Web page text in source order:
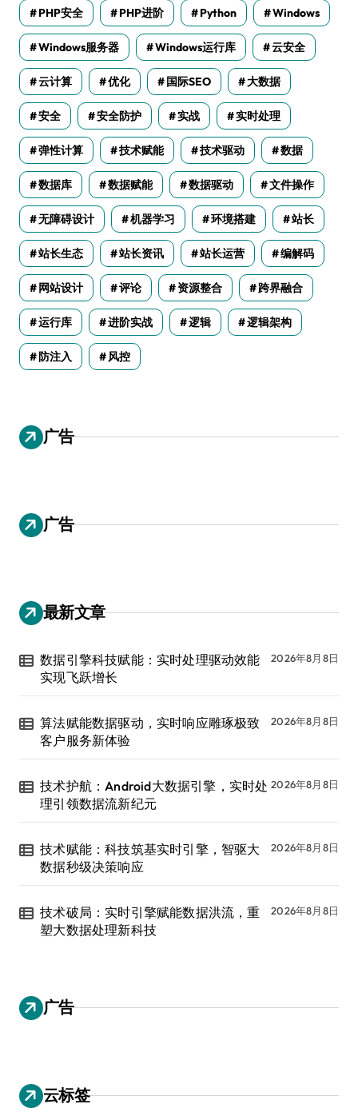
PHP安全 PHP进阶 Python Windows
Windows服务器 Windows运行库 云安全
云计算 优化 国际SEO 大数据
安全 安全防护 实战 实时处理
弹性计算 技术赋能 技术驱动 数据
数据库 数据赋能 数据驱动 文件操作
无障碍设计 机器学习 环境搭建 站长
站长生态 站长资讯 站长运营 编解码
网站设计 评论 资源整合 跨界融合
运行库 进阶实战 逻辑 逻辑架构
防注入 风控
广告
广告
最新文章
数据引擎科技赋能：实时处理驱动效能
实现飞跃增长
2026年8月8日
算法赋能数据驱动，实时响应雕琢极致
客户服务新体验
2026年8月8日
技术护航：Android大数据引擎，实时处
理引领数据流新纪元
2026年8月8日
技术赋能：科技筑基实时引擎，智驱大
数据秒级决策响应
2026年8月8日
技术破局：实时引擎赋能数据洪流，重
塑大数据处理新科技
2026年8月8日
广告
云标签